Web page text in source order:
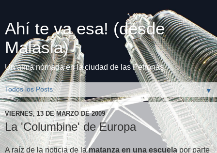
Ahí te va esa! (desde
Malasia)
Un alma nómada en la ciudad de las Petronas
▼
VIERNES, 13 DE MARZO DE 2009
La 'Columbine' de Europa
A raíz de la noticia de lamatanza en una escuelapor parte